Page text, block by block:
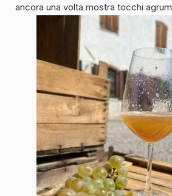
ancora una volta mostra tocchi